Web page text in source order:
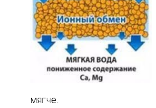
мягче.